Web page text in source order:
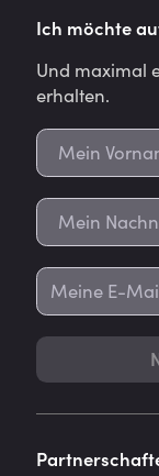
Ich möchte
Und maximal
erhalten.